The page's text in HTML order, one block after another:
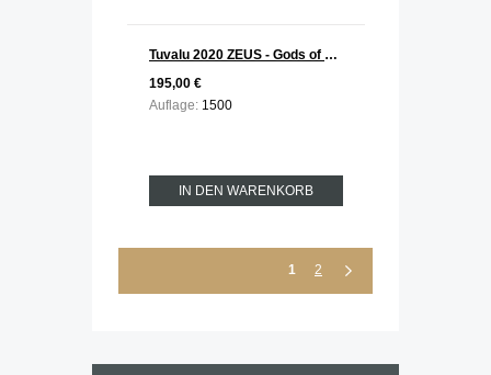
Tuvalu 2020 ZEUS - Gods of Olymp Silber 1 oz Antik Finish
195,00 €
Auflage: 1500
IN DEN WARENKORB
1 2